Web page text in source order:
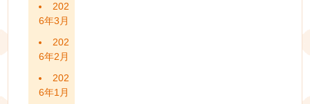
202
6年3月
202
6年2月
202
6年1月